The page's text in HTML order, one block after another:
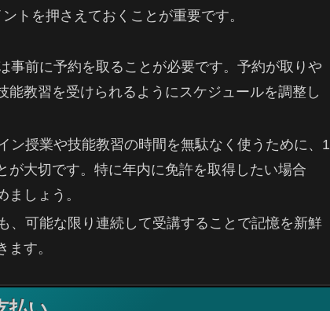
トを押さえておくことが重要です。
事前に予約を取ることが必要です。予約が取りや
教習を受けられるようにスケジュールを調整し
ン授業や技能教習の時間を無駄なく使うために、1
大切です。特に年内に免許を取得したい場合
しょう。
、可能な限り連続して受講することで記憶を新鮮
す。